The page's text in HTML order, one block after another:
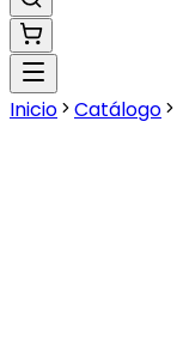
Inicio Catálogo